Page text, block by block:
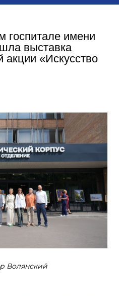
госпитале имени
выставка
акции «Искусство
Волянский